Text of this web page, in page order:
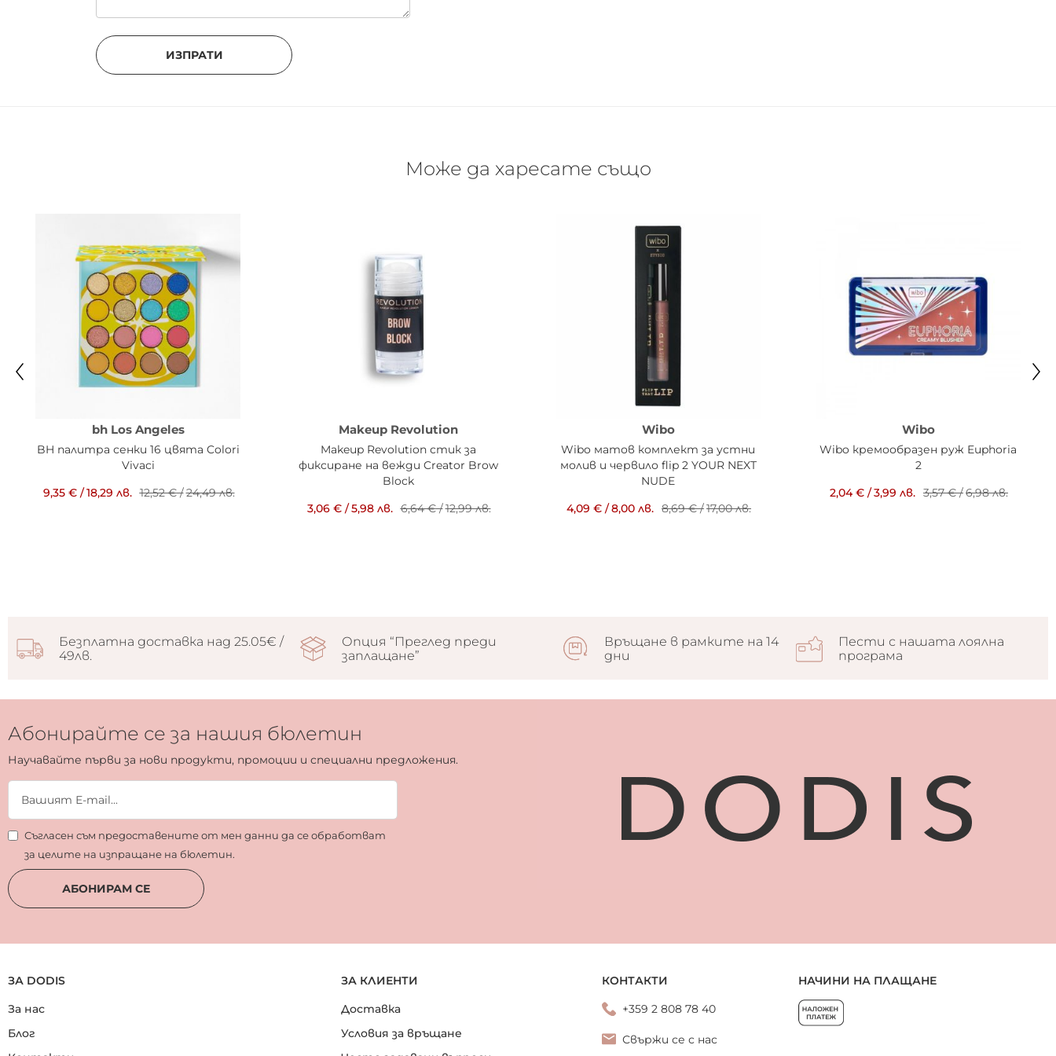
ИЗПРАТИ
Може да харесате също
bh Los Angeles
BH палитра сенки 16 цвята Colori
Vivaci
9,35 €/18,29 лв. 12,52 €/24,49 лв.
Makeup Revolution
Makeup Revolution стик за
фиксиране на вежди Creator Brow
Block
3,06 €/5,98 лв. 6,64 €/12,99 лв.
Wibo
Wibo матов комплект за устни
молив и червило flip 2 YOUR NEXT
NUDE
4,09 € /8,00 лв. 8,69 €/17,00 лв.
Wibo
Wibo кремообразен руж Euphoria
2
2,04 € /3,99 лв. 3,57 €/6,98 лв.
Безплатна доставка над 25.05€ /
49лв.
Опция “Преглед преди
заплащане”
Връщане в рамките на 14
дни
Пести с нашата лоялна
програма
Абонирайте се за нашия бюлетин
Научавайте първи за нови продукти, промоции и специални предложения.
Съгласен съм предоставените от мен данни да се обработват
за целите на изпращане на бюлетин.
АБОНИРАМ СЕ
ЗА DODIS
За нас
Блог
ЗА КЛИЕНТИ
Доставка
Условия за връщане
КОНТАКТИ
+359 2 808 78 40
Свържи се с нас
НАЧИНИ НА ПЛАЩАНЕ